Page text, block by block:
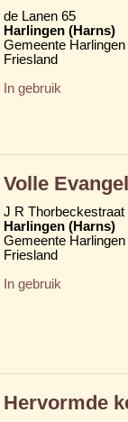
de Lanen 65
Harlingen (Harns)
Gemeente Harlingen
Friesland
In gebruik
Volle
J R Thorbeckestraat
Harlingen (Harns)
Gemeente Harlingen
Friesland
In gebruik
Hervormde